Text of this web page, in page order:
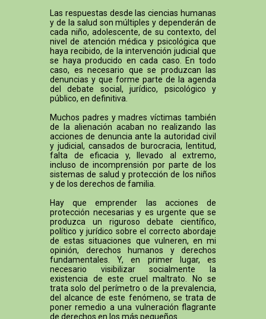
Las respuestas desde las ciencias humanas
y de la salud son múltiples y dependerán de
cada niño, adolescente, de su contexto, del
nivel de atención médica y psicológica que
haya recibido, de la intervención judicial que
se haya producido en cada caso. En todo
caso, es necesario que se produzcan las
denuncias y que forme parte de la agenda
del debate social, jurídico, psicológico y
público, en definitiva.
Muchos padres y madres víctimas también
de la alienación acaban no realizando las
acciones de denuncia ante la autoridad civil
y judicial, cansados de burocracia, lentitud,
falta de eficacia y, llevado al extremo,
incluso de incomprensión por parte de los
sistemas de salud y protección de los niños
y de los derechos de familia.
Hay que emprender las acciones de
protección necesarias y es urgente que se
produzca un riguroso debate científico,
político y jurídico sobre el correcto abordaje
de estas situaciones que vulneren, en mi
opinión, derechos humanos y derechos
fundamentales. Y, en primer lugar, es
necesario visibilizar socialmente la
existencia de este cruel maltrato. No se
trata solo del perímetro o de la prevalencia,
del alcance de este fenómeno, se trata de
poner remedio a una vulneración flagrante
de derechos en los más pequeños.